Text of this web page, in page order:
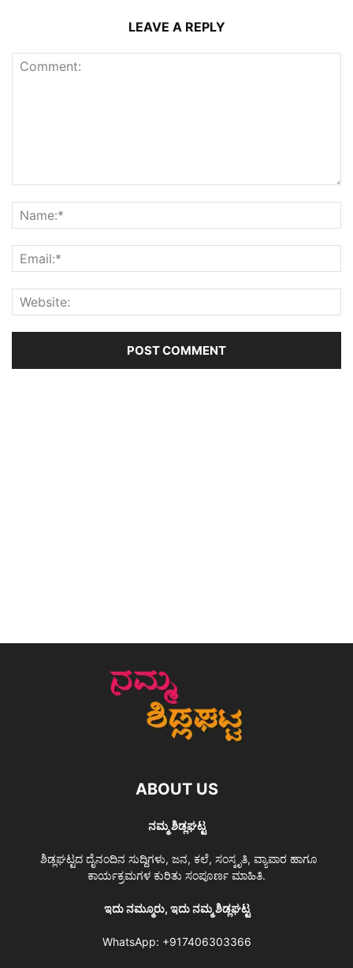
LEAVE A REPLY
ABOUT US
ನಮ್ಮ ಶಿಡ್ಲಘಟ್ಟ
ಶಿಡ್ಲಘಟ್ಟದ ದೈನಂದಿನ ಸುದ್ದಿಗಳು, ಜನ, ಕಲೆ, ಸಂಸ್ಕೃತಿ, ವ್ಯಾಪಾರ ಹಾಗೂ
ಕಾರ್ಯಕ್ರಮಗಳ ಕುರಿತು ಸಂಪೂರ್ಣ ಮಾಹಿತಿ.
ಇದು ನಮ್ಮೂರು, ಇದು ನಮ್ಮ ಶಿಡ್ಲಘಟ್ಟ
WhatsApp: +917406303366